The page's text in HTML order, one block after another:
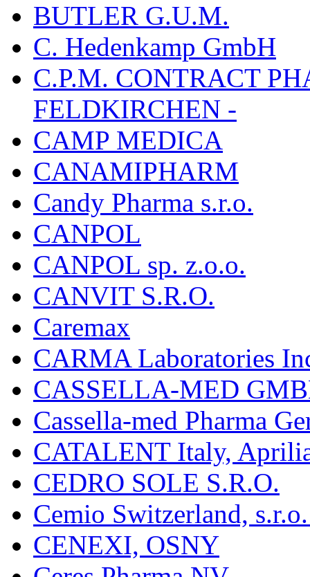
BUTLER G.U.M.
C. Hedenkamp GmbH
C.P.M. CONTRACT
FELDKIRCHEN -
CAMP MEDICA
CANAMIPHARM
Candy Pharma s.r.o.
CANPOL
CANPOL sp. z.o.o.
CANVIT S.R.O.
Caremax
CARMA Laboratories
CASSELLA-MED
Cassella-med Pharma
CATALENT Italy,
CEDRO SOLE S.R.O.
Cemio Switzerland,
CENEXI, OSNY